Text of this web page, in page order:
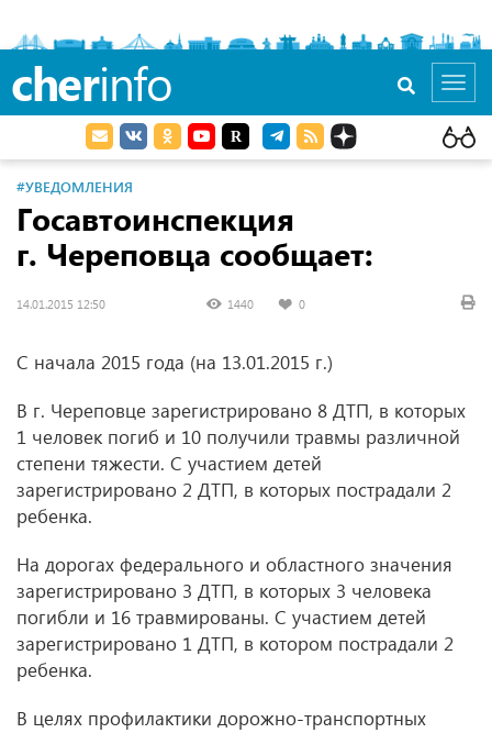
cherinfo
#УВЕДОМЛЕНИЯ
Госавтоинспекция
г. Череповца сообщает:
14.01.2015 12:50 1440 0
С начала 2015 года (на 13.01.2015 г.)
В г. Череповце зарегистрировано 8 ДТП, в которых
1 человек погиб и 10 получили травмы различной
степени тяжести. С участием детей
зарегистрировано 2 ДТП, в которых пострадали 2
ребенка.
На дорогах федерального и областного значения
зарегистрировано 3 ДТП, в которых 3 человека
погибли и 16 травмированы. С участием детей
зарегистрировано 1 ДТП, в котором пострадали 2
ребенка.
В целях профилактики дорожно-транспортных